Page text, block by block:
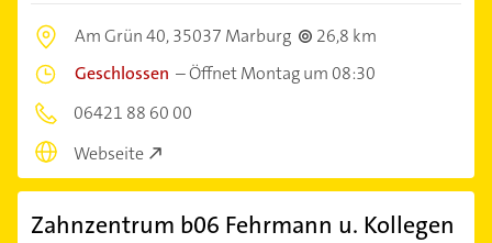
Am Grün 40,35037 Marburg
26,8 km
Geschlossen –Öffnet Montag um 08:30
06421 88 60 00
Webseite
Zahnzentrum b06 Fehrmann u. Kollegen